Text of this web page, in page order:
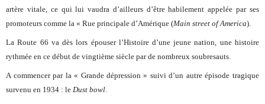
artère vitale, ce qui lui vaudra d’ailleurs d’être habilement appelée par ses
promoteurs comme la « Rue principale d’Amérique (Main street of America).
La Route 66 va dès lors épouser l’Histoire d’une jeune nation, une histoire
rythmée en ce début de vingtième siècle par de nombreux soubresauts.
A commencer par la « Grande dépression » suivi d’un autre épisode tragique
survenu en 1934 : leDust bowl.